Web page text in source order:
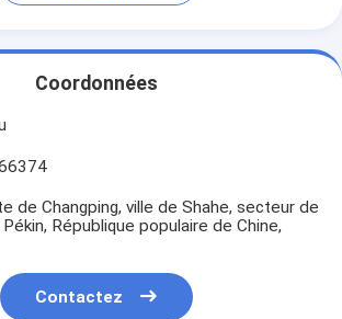
Coordonnées
de Changping, ville de Shahe, secteur de
Pékin, République populaire de Chine,
Contactez